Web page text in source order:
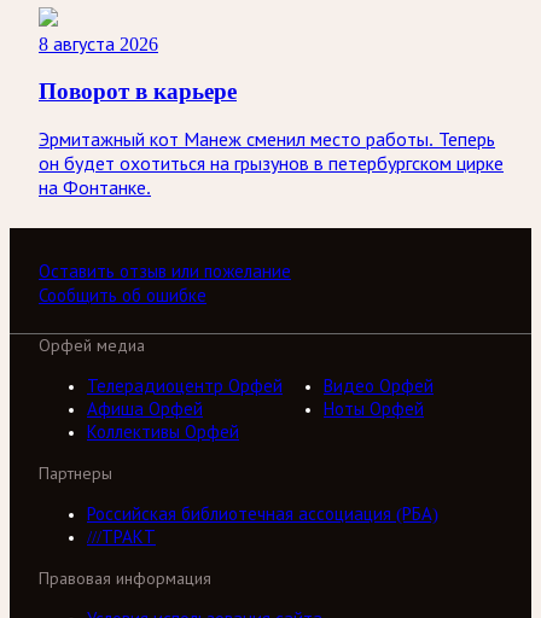
8 августа 2026
Поворот в карьере
Эрмитажный кот Манеж сменил место работы. Теперь
он будет охотиться на грызунов в петербургском цирке
на Фонтанке.
Оставить отзыв или пожелание
Сообщить об ошибке
Орфей медиа
Телерадиоцентр Орфей
Видео Орфей
Афиша Орфей
Ноты Орфей
Коллективы Орфей
Партнеры
Российская библиотечная ассоциация (РБА)
///ТРАКТ
Правовая информация